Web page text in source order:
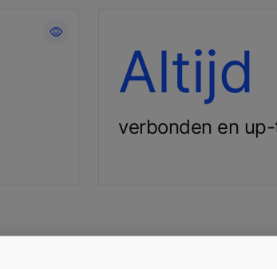
over de
Altijd
verbonden en
Maak